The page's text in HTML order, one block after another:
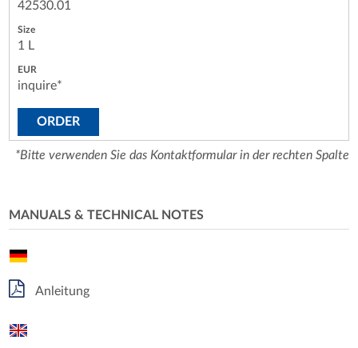
42530.01
1 L
inquire*
ORDER
*Bitte verwenden Sie das Kontaktformular in der rechten Spalte
MANUALS & TECHNICAL NOTES
Anleitung